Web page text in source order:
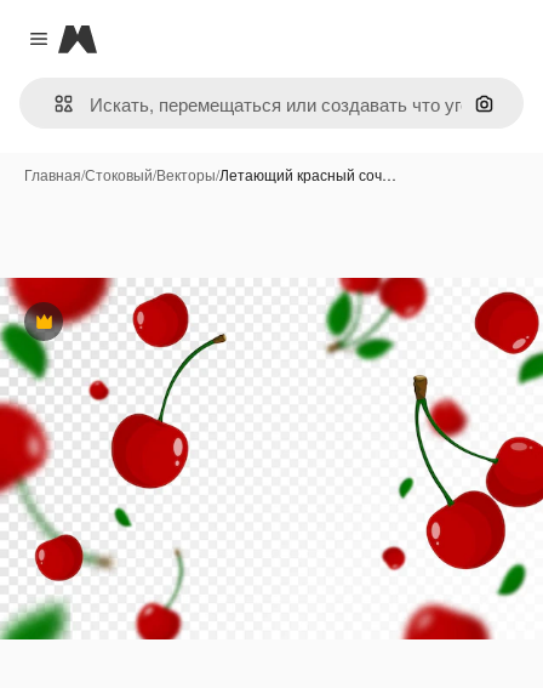
Close menu
Magnific
Поиск
Главная/Стоковый/Векторы/Летающий красный соч…
Премиум